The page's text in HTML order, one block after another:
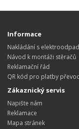
Informace
Nakládání s
Návod k montáži stěračů
Reklamační řád
QR kód pro platby
Zákaznický servis
Napište nám
Reklamace
Mapa stránek